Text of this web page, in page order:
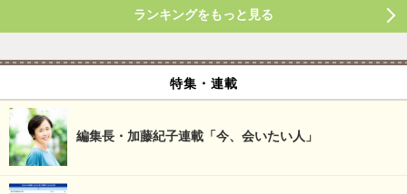
ランキングをもっと見る
特集・連載
編集長・加藤紀子連載「今、会いたい人」